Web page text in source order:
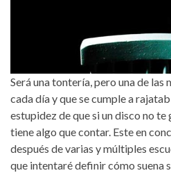
Será una tontería, pero una de las
cada día y que se cumple a
estupidez de que si un disco no te
tiene algo que contar. Este en
después de varias y múltiples
que intentaré definir cómo suena